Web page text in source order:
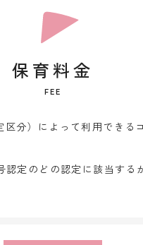
保育料金
FEE
区分）によって利用できる
認定のどの認定に該当する